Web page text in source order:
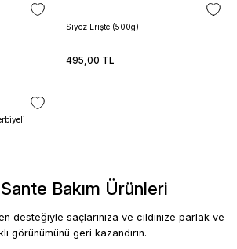
Bakım Ürünleri
desteğiyle saçlarınıza ve cildinize parlak ve
görünümünü geri kazandırın.
Siyez Erişte (500g)
495,00 TL